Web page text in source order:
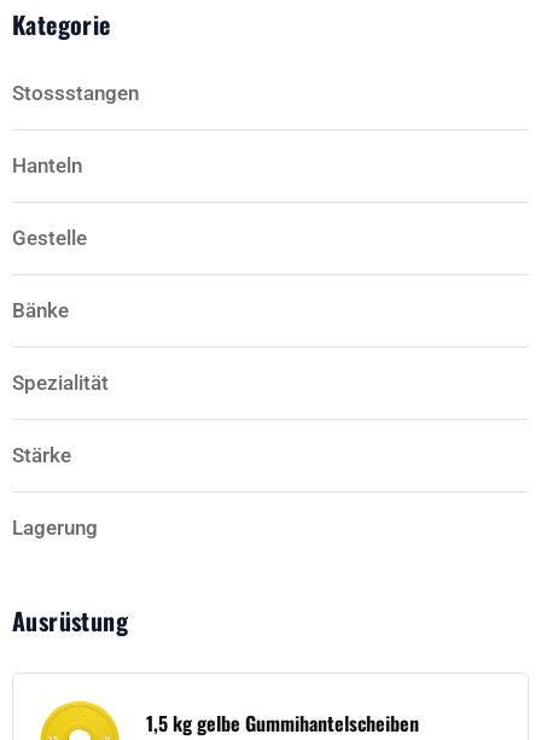
Kategorie
Stossstangen
Hanteln
Gestelle
Bänke
Spezialität
Stärke
Lagerung
Ausrüstung
1,5 kg gelbe Gummihantelscheiben